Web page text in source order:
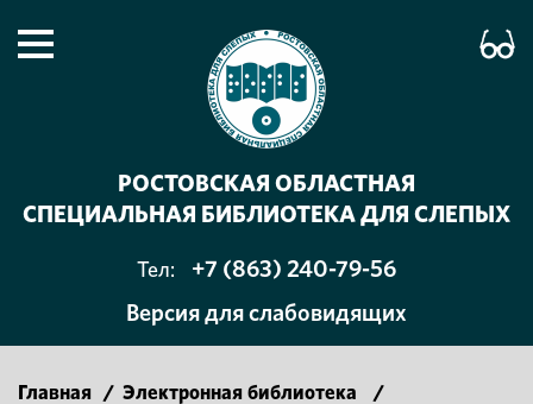
РОСТОВСКАЯ ОБЛАСТНАЯ
СПЕЦИАЛЬНАЯ БИБЛИОТЕКА ДЛЯ СЛЕПЫХ
Тел:
+7 (863) 240-79-56
Версия для слабовидящих
Главная / Электронная библиотека
/